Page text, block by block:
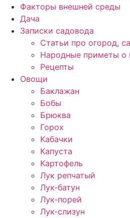
Факторы внешней среды
Дача
Записки садовода
Статьи про огород,
Народные приметы о
Рецепты
Овощи
Баклажан
Бобы
Брюква
Горох
Кабачки
Капуста
Картофель
Лук репчатый
Лук-батун
Лук-порей
Лук-слизун